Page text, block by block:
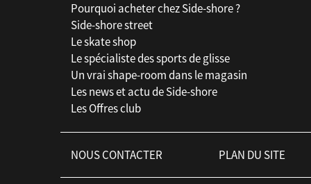
Pourquoi acheter chez Side-shore ?
Side-shore street
Le skate shop
Le spécialiste des sports de glisse
Un vrai shape-room dans le magasin
Les news et actu de Side-shore
Les Offres club
NOUS CONTACTER PLAN DU SITE